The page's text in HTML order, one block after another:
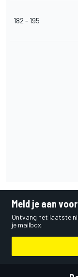
182 - 195
Meld je aan
Ontvang het laatste
je mailbox.